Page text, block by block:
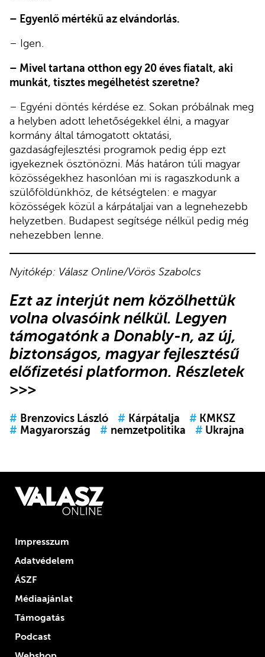
– Egyenlő mértékű az elvándorlás.
– Igen.
– Mivel tartana otthon egy 20 éves fiatalt, aki
munkát, tisztes megélhetést szeretne?
– Egyéni döntés kérdése ez. Sokan próbálnak meg
a helyben adott lehetőségekkel élni, a magyar
kormány által támogatott oktatási,
gazdaságfejlesztési programok pedig épp ezt
igyekeznek ösztönözni. Más határon túli magyar
közösségekhez hasonlóan mi is ragaszkodunk a
szülőföldünkhöz, de kétségtelen: e magyar
közösségek közül a kárpátaljai van a legnehezebb
helyzetben. Budapest segítsége nélkül pedig még
nehezebben lenne.
Nyitókép: Válasz Online/Vörös Szabolcs
Ezt az interjút nem közölhettük
volna olvasóink nélkül. Legyen
támogatónk a Donably-n, az új,
biztonságos, magyar fejlesztésű
előfizetési platformon. Részletek
>>>
# Brenzovics László # Kárpátalja # KMKSZ
# Magyarország # nemzetpolitika # Ukrajna
Impresszum
Adatvédelem
ÁSZF
Médiaajánlat
Támogatás
Podcast